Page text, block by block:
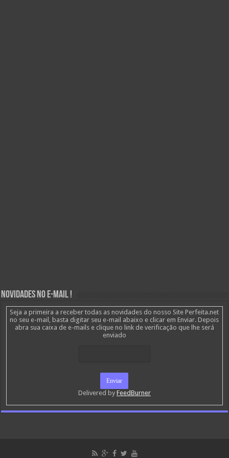
Novidades no E-mail !
Seja a primeira a receber todas as novidades do nosso Site Perfeita.net
no seu e-mail, basta digitar seu e-mail abaixo e clicar em Enviar. Depois
abra sua caixa de e-mails e clique no link de verificação que lhe será
enviado
Delivered by FeedBurner